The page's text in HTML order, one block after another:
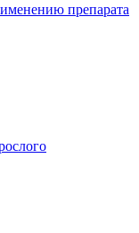
препарата